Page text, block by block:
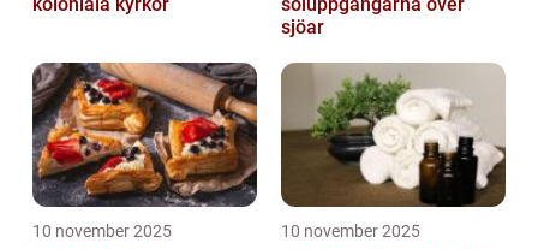
sjöar
10 november 2025 10 november 2025